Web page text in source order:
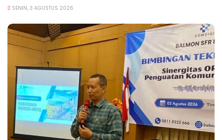
SENIN, 3 AGUSTUS 2026